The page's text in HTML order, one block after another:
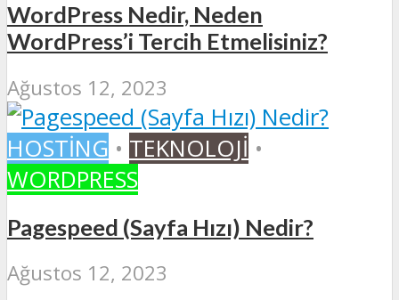
WordPress Nedir, Neden
WordPress’i Tercih Etmelisiniz?
Ağustos 12, 2023
HOSTING • TEKNOLOJI •
WORDPRESS
Pagespeed (Sayfa Hızı) Nedir?
Ağustos 12, 2023